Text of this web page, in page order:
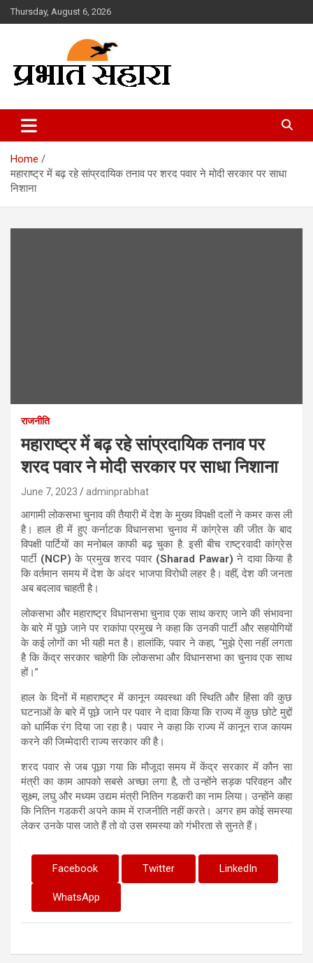
Skip
to
Thursday, August 6, 2026
Prabhat Sahara
Home
महाराष्ट्र में बढ़ रहे सांप्रदायिक तनाव पर शरद पवार ने मोदी सरकार पर साधा
निशाना
राजनीति
महाराष्ट्र में बढ़ रहे सांप्रदायिक तनाव पर
शरद पवार ने मोदी सरकार पर साधा निशाना
June 7, 2023 adminprabhat
आगामी लोकसभा चुनाव की तैयारी में देश के मुख्य विपक्षी दलों ने कमर कस ली
है। हाल ही में हुए कर्नाटक विधानसभा चुनाव में कांग्रेस की जीत के बाद
विपक्षी पार्टियों का मनोबल काफी बढ़ चुका है. इसी बीच राष्ट्रवादी कांग्रेस
पार्टी(NCP) के प्रमुख शरद पवार (Sharad Pawar)ने दावा किया है
कि वर्तमान समय में देश के अंदर भाजपा विरोधी लहर है। वहीं, देश की जनता
अब बदलाव चाहती है।
लोकसभा और महाराष्ट्र विधानसभा चुनाव एक साथ कराए जाने की संभावना
के बारे में पूछे जाने पर राकांपा प्रमुख ने कहा कि उनकी पार्टी और सहयोगियों
के कई लोगों का भी यही मत है। हालांकि, पवार ने कहा, “मुझे ऐसा नहीं लगता
है कि केंद्र सरकार चाहेगी कि लोकसभा और विधानसभा का चुनाव एक साथ
हों।”
हाल के दिनों में महाराष्ट्र में कानून व्यवस्था की स्थिति और हिंसा की कुछ
घटनाओं के बारे में पूछे जाने पर पवार ने दावा किया कि राज्य में कुछ छोटे मुद्दों
को धार्मिक रंग दिया जा रहा है। पवार ने कहा कि राज्य में कानून राज कायम
करने की जिम्मेदारी राज्य सरकार की है।
शरद पवार से जब पूछा गया कि मौजूदा समय में केंद्र सरकार में कौन सा
मंत्री का काम आपको सबसे अच्छा लगा है, तो उन्होंने सड़क परिवहन और
सूक्ष्म, लघु और मध्यम उद्यम मंत्री नितिन गडकरी का नाम लिया। उन्होंने कहा
कि नितिन गडकरी अपने काम में राजनीति नहीं करते। अगर हम कोई समस्या
लेकर उनके पास जाते हैं तो वो उस समस्या को गंभीरता से सुनते हैं।
Facebook Twitter LinkedIn
WhatsApp